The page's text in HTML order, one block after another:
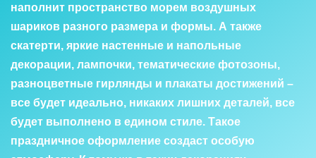
наполнит пространство морем воздушных
шариков разного размера и формы. А также
скатерти, яркие настенные и напольные
декорации, лампочки, тематические фотозоны,
разноцветные гирлянды и плакаты достижений –
все будет идеально, никаких лишних деталей, все
будет выполнено в едином стиле. Такое
праздничное оформление создаст особую